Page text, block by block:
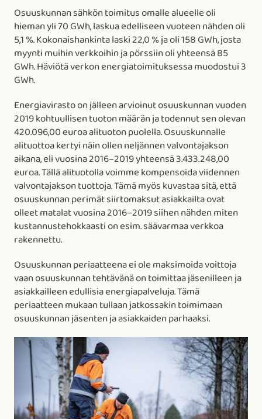
Osuuskunnan sähkön toimitus omalle alueelle oli
hieman yli 70 GWh, laskua edelliseen vuoteen nähden oli
5,1 %. Kokonaishankinta laski 22,0 % ja oli 158 GWh, josta
myynti muihin verkkoihin ja pörssiin oli yhteensä 85
GWh. Häviötä verkon energiatoimituksessa muodostui 3
GWh.
Energiavirasto on jälleen arvioinut osuuskunnan vuoden
2019 kohtuullisen tuoton määrän ja todennut sen olevan
420.096,00 euroa alituoton puolella. Osuuskunnalle
alituottoa kertyi näin ollen neljännen valvontajakson
aikana, eli vuosina 2016–2019 yhteensä 3.433.248,00
euroa. Tällä alituotolla voimme kompensoida viidennen
valvontajakson tuottoja. Tämä myös kuvastaa sitä, että
osuuskunnan perimät siirtomaksut asiakkailta ovat
olleet matalat vuosina 2016–2019 siihen nähden miten
kustannustehokkaasti on esim. säävarmaa verkkoa
rakennettu.
Osuuskunnan periaatteena ei ole maksimoida voittoja
vaan osuuskunnan tehtävänä on toimittaa jäsenilleen ja
asiakkailleen edullisia energiapalveluja. Tämä
periaatteen mukaan tullaan jatkossakin toimimaan
osuuskunnan jäsenten ja asiakkaiden parhaaksi.